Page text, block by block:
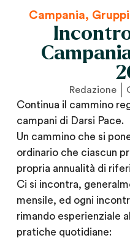
Campania,
Redazione
Continua il cammino
campani di Darsi Pace.
Un cammino che si
ordinario che ciascun
propria annualità di
Ci si incontra,
mensile, ed ogni
rimando esperienziale
pratiche quotidiane: